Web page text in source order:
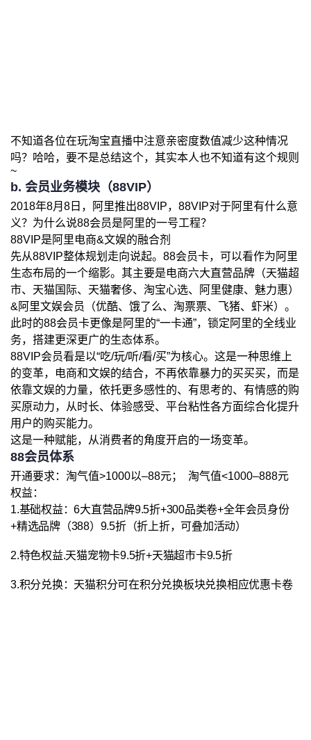
不知道各位在玩淘宝直播中注意亲密度数值减少这种情况
吗？哈哈，要不是总结这个，其实本人也不知道有这个规则
~
b. 会员业务模块（88VIP）
2018年8月8日，阿里推出88VIP，88VIP对于阿里有什么意
义？为什么说88会员是阿里的一号工程？
88VIP是阿里电商&文娱的融合剂
先从88VIP整体规划走向说起。88会员卡，可以看作为阿里
生态布局的一个缩影。其主要是电商六大直营品牌（天猫超
市、天猫国际、天猫奢侈、淘宝心选、阿里健康、魅力惠）
&阿里文娱会员（优酷、饿了么、淘票票、飞猪、虾米）。
此时的88会员卡更像是阿里的“一卡通”，锁定阿里的全线业
务，搭建更深更广的生态体系。
88VIP会员看是以“吃/玩/听/看/买”为核心。这是一种思维上
的变革，电商和文娱的结合，不再依靠暴力的买买买，而是
依靠文娱的力量，依托更多感性的、有思考的、有情感的购
买原动力，从时长、体验感受、平台粘性各方面综合化提升
用户的购买能力。
这是一种赋能，从消费者的角度开启的一场变革。
88会员体系
开通要求：淘气值>1000以–88元； 淘气值<1000–888元
权益：
1.基础权益：6大直营品牌9.5折+300品类卷+全年会员身份
+精选品牌（388） 9.5折（折上折，可叠加活动）
2.特色权益.天猫宠物卡9.5折+天猫超市卡9.5折
3.积分兑换：天猫积分可在积分兑换板块兑换相应优惠卡卷